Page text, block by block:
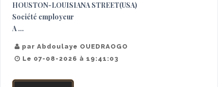
HOUSTON-LOUISIANA STREET(USA)
Société employeur
A ...
par Abdoulaye OUEDRAOGO
Le 07-08-2026 à 19:41:03